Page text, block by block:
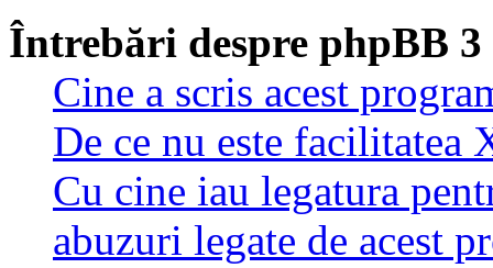
Întrebări despre phpBB 3
Cine a scris acest
De ce nu este facilitatea
Cu cine iau legatura
abuzuri legate de acest